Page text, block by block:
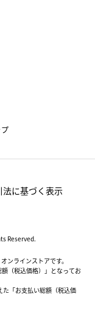
法に基づく表示
Reserved.
ンラインストアです。
（税込価格）」となってお
「お支払い総額（税込価